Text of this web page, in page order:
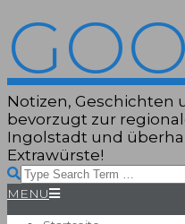
Notizen, Geschichten
bevorzugt zur
Ingolstadt und
Extrawürste!
Search
Primary
MENU